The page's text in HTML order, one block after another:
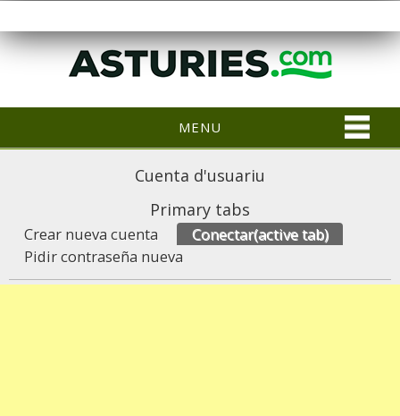
MENU
Cuenta d'usuariu
Primary tabs
Crear nueva cuenta Conectar(active tab)
Pidir contraseña nueva